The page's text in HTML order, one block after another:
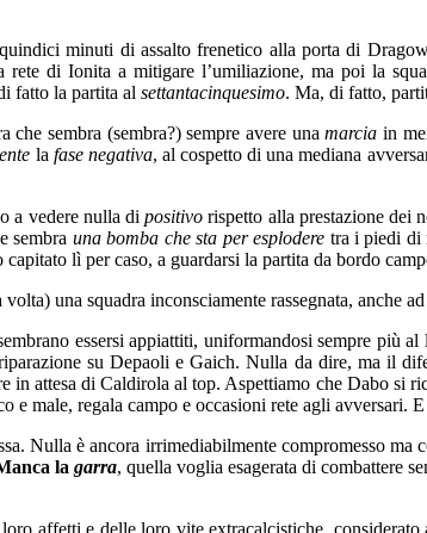
minuti di assalto frenetico alla porta di
di Ionita a mitigare l’umiliazione, ma poi la
fatto la partita al settantacinquesimo. Ma, di fatto,
che sembra (sembra?) sempre avere unamarcia in
la fase negativa, al cospetto di una mediana
a vedere nulla dipositivo rispetto alla prestazione dei
sembra una bomba che sta per esplodere tra i piedi di
lì per caso, a guardarsi la partita da bordo
una squadra inconsciamente rassegnata, anche
essersi appiattiti, uniformandosi sempre più
su Depaoli e Gaich. Nulla da dire, ma il
in attesa di Caldirola al top. Aspettiamo che Dabo si
male, regala campo e occasioni rete agli avversari.
Nulla è ancora irrimediabilmente compromesso
la garra, quella voglia esagerata di combattere